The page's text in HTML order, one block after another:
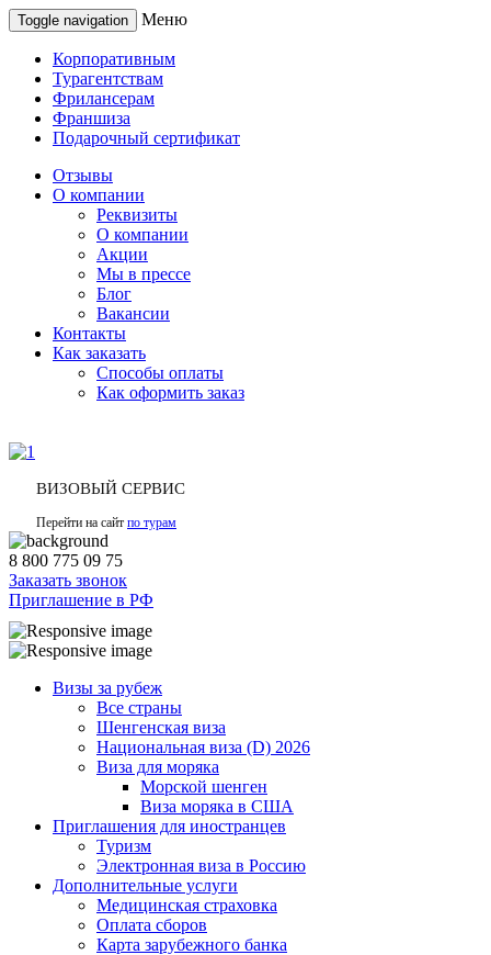
Toggle navigation Меню
Корпоративным
Турагентствам
Фрилансерам
Франшиза
Подарочный сертификат
Отзывы
О компании
Реквизиты
О компании
Акции
Мы в прессе
Блог
Вакансии
Контакты
Как заказать
Способы оплаты
Как оформить заказ
ВИЗОВЫЙ СЕРВИС
Перейти на сайт по турам
8 800 775 09 75
Заказать звонок
Приглашение в РФ
Визы за рубеж
Все страны
Шенгенская виза
Национальная виза (D) 2026
Виза для моряка
Морской шенген
Виза моряка в США
Приглашения для иностранцев
Туризм
Электронная виза в Россию
Дополнительные услуги
Медицинская страховка
Оплата сборов
Карта зарубежного банка